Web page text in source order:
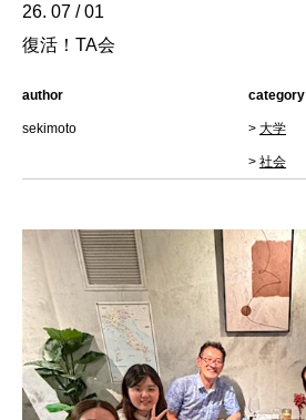
26. 07 / 01
復活！TA会
author
sekimoto
category
> 大学
> 社会